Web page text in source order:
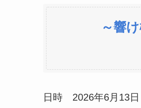
～響
日時 2026年6月13日